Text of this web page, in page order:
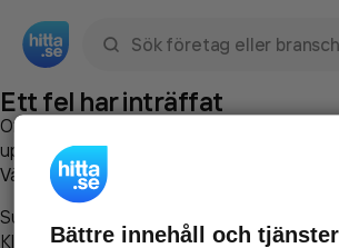
Ett fel har inträffat
Om du vill kan du
uppstod så att vi lättare och snabbare kan
Vänligen försök med följande:
Surfa till
Klicka påTillbaka-knappen i webbläsaren
Bättre innehåll och